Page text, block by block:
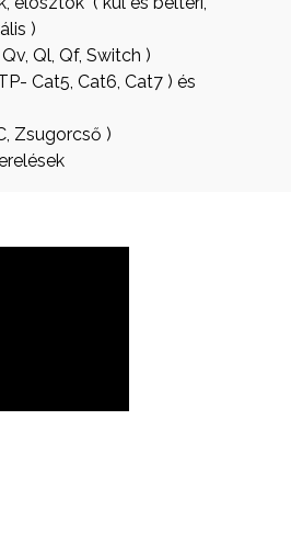
)
Ql, Qf, Switch )
Cat5, Cat6, Cat7 ) és
Zsugorcső )